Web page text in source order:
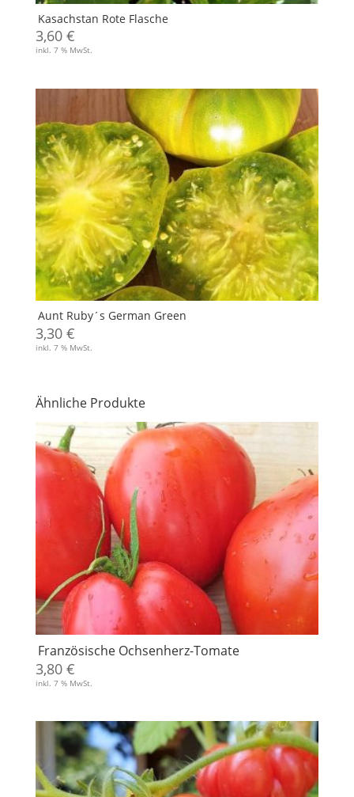
Kasachstan Rote Flasche
3,60 €
inkl. 7 % MwSt.
Aunt Ruby´s German Green
3,30 €
inkl. 7 % MwSt.
Ähnliche Produkte
Französische Ochsenherz-Tomate
3,80 €
inkl. 7 % MwSt.